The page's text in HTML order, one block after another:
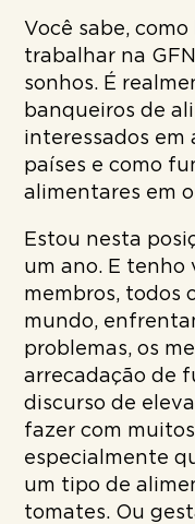
Você sabe,
trabalhar na
sonhos. É
banqueiros de
interessados em
países e como
alimentares em
Estou nesta
um ano. E tenho
membros, todos
mundo,
problemas, os
arrecadação de
discurso de
fazer com
especialmente
um tipo de
tomates. Ou